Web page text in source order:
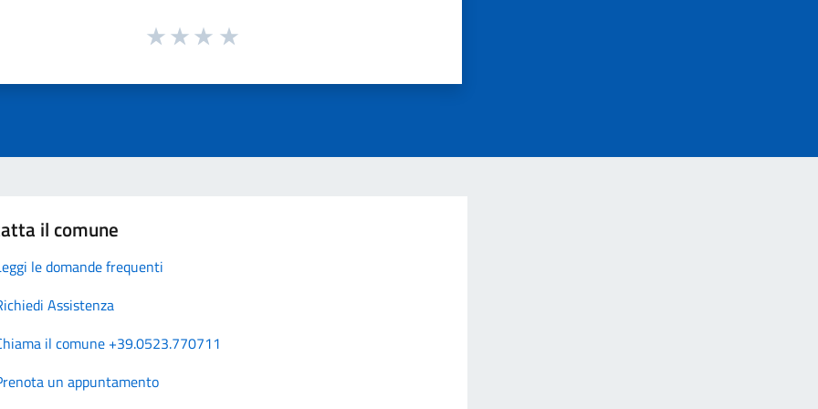
il comune
le domande frequenti
Assistenza
il comune +39.0523.770711
un appuntamento